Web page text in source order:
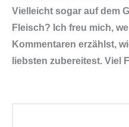
Vielleicht sogar auf dem
Fleisch? Ich freu mich,
Kommentaren erzählst,
liebsten zubereitest. Viel